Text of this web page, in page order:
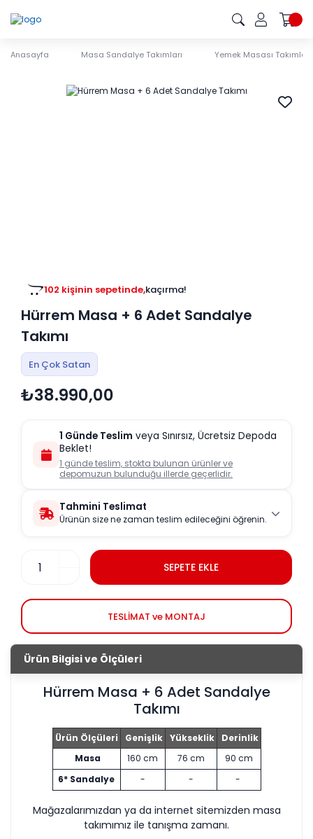
Anasayfa Masa Sandalye Takımları Yemek Masası Takımları
102 kişinin sepetinde,kaçırma!
Hürrem Masa + 6 Adet Sandalye
Takımı
En Çok Satan
₺38.990,00
1 Günde Teslim veya Sınırsız, Ücretsiz Depoda
Beklet!
1 günde teslim, stokta bulunan ürünler ve
depomuzun bulunduğu illerde geçerlidir.
Tahmini Teslimat
Ürünün size ne zaman teslim edileceğini öğrenin.
SEPETE EKLE
TESLİMAT ve MONTAJ
Ürün Bilgisi ve Ölçüleri
Hürrem Masa + 6 Adet Sandalye
Takımı
Ürün Ölçüleri Genişlik Yükseklik
Derinlik
Masa
160 cm 76 cm
90 cm
6* Sandalye
- - -
Mağazalarımızdan ya da internet sitemizden masa
takımımız ile tanışma zamanı.